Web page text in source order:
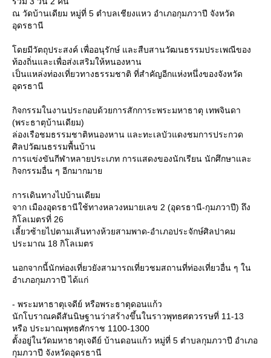
ณ วัดบ้านเดียม หมู่ที่ 5 ตำบลเชียงแหว อำเภอกุมภวาปี จังหวัด
อุดรธานี
ดยมีวัตถุประสงค์ เพื่ออนุรักษ์ และสืบสานวัฒนธรรมประเพณีของ
ท้องถิ่นและเพื่อส่งเสริมให้หนองหาน
เป็นแหล่งท่องเที่ยวทางธรรมชาติ ที่สำคัญอีกแห่งหนึ่งของจังหวัด
อุดรธานี
กิจกรรมในงานประกอบด้วยการสักการะพระมหาธาตุ เทพจินดา
(พระธาตุบ้านเดียม)
ล่องเรือชมธรรมชาติหนองหาน และทะเลบัวแดงชมการประกวด
ศิลปวัฒนธรรมพื้นบ้าน
การแข่งขันกีฬาหลายประเภท การแสดงของนักเรียน นักศึกษาและ
กิจกรรมอื่น ๆ อีกมากมา
การเดินทางไปบ้านเดียม
จาก เมืองอุดรธานีใช้ทางหลวงหมายเลข 2 (อุดรธานี-กุมภวาปี) ถึง
กิโลเมตรที่ 26
เลี้ยวซ้ายไปตามเส้นทางห้วยสามพาด-อำเภอประจักษ์ศิลปาคม
ประมาณ 18 กิโลเมตร
นอกจากนี้นักท่องเที่ยวยังสามารถเที่ยวชมสถานที่ท่องเที่ยวอื่น ๆ ใน
อำเภอกุมภวาปี ได้แก่
- พระมหาธาตุเจดีย์ หรือพระธาตุดอนแก้ว
นักโบราณคดีสันนิษฐานว่าสร้างขึ้นในราวพุทธศตวรรษที่ 11-13
หรือ ประมาณพุทธศักราช 1100-1300
ตั้งอยู่ในวัดมหาธาตุเจดีย์ บ้านดอนแก้ว หมู่ที่ 5 ตำบลกุมภวาปี อำเภอ
กุมภวาปี จังหวัดอุดรธานี